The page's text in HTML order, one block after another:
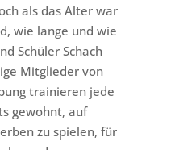
als das Alter war
wie lange und wie
Schüler Schach
Mitglieder von
trainieren jede
gewohnt, auf
zu spielen, für